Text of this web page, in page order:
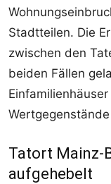
Stadtteilen. Die
zwischen den
beiden Fällen
Tatort Mainz-
aufgehebelt